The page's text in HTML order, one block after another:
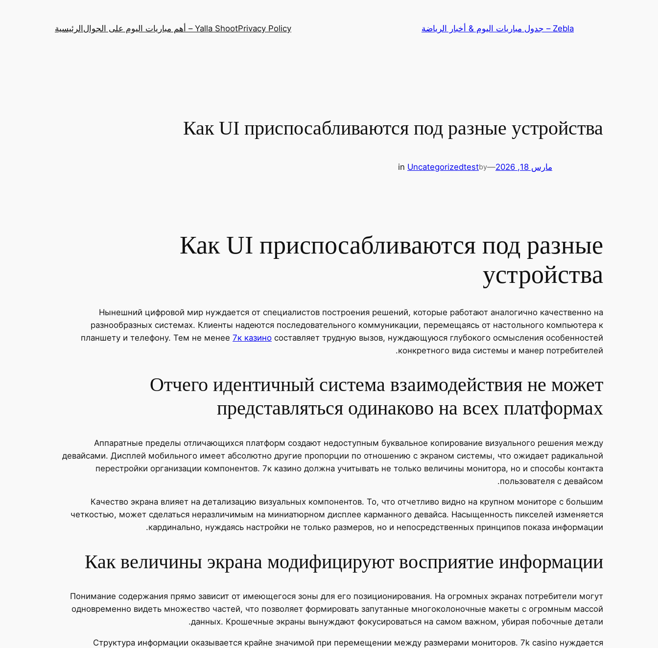
Zebla – جدول مباريات اليوم & أخبار الرياضة Privacy PolicyYalla Shoot – أهم مباريات اليوم على الجوال الرئيسية
Как UI приспосабливаются под разные устройства
مارس 18, 2026 —
by
test
in Uncategorized
Как UI приспосабливаются под разные
устройства
Нынешний цифровой мир нуждается от специалистов построения решений, которые работают аналогично качественно на
разнообразных системах. Клиенты надеются последовательного коммуникации, перемещаясь от настольного компьютера к
планшету и телефону. Тем не менее 7к казино составляет трудную вызов, нуждающуюся глубокого осмысления особенностей
конкретного вида системы и манер потребителей.
Отчего идентичный система взаимодействия не может
представляться одинаково на всех платформах
Аппаратные пределы отличающихся платформ создают недоступным буквальное копирование визуального решения между
девайсами. Дисплей мобильного имеет абсолютно другие пропорции по отношению с экраном системы, что ожидает радикальной
перестройки организации компонентов. 7к казино должна учитывать не только величины монитора, но и способы контакта
пользователя с девайсом.
Качество экрана влияет на детализацию визуальных компонентов. То, что отчетливо видно на крупном мониторе с большим
четкостью, может сделаться неразличимым на миниатюрном дисплее карманного девайса. Насыщенность пикселей изменяется
кардинально, нуждаясь настройки не только размеров, но и непосредственных принципов показа информации.
Как величины экрана модифицируют восприятие информации
Понимание содержания прямо зависит от имеющегося зоны для его позиционирования. На огромных экранах потребители могут
одновременно видеть множество частей, что позволяет формировать запутанные многоколоночные макеты с огромным массой
данных. Крошечные экраны вынуждают фокусироваться на самом важном, убирая побочные детали.
Структура информации оказывается крайне значимой при перемещении между размерами мониторов. 7k casino нуждается